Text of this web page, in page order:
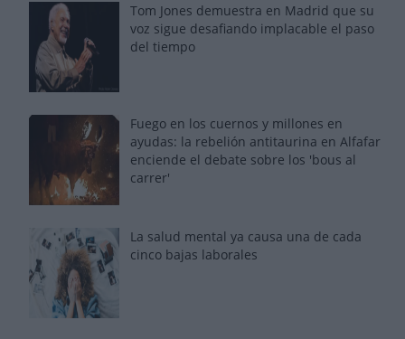
Tom Jones demuestra en Madrid que su
voz sigue desafiando implacable el paso
del tiempo
Fuego en los cuernos y millones en
ayudas: la rebelión antitaurina en Alfafar
enciende el debate sobre los 'bous al
carrer'
La salud mental ya causa una de cada
cinco bajas laborales